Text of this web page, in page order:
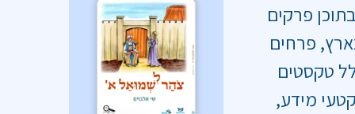
פרקים
פרחים
טקסטים
מידע,